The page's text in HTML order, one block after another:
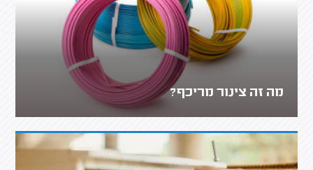
מה זה צינור מריכף?